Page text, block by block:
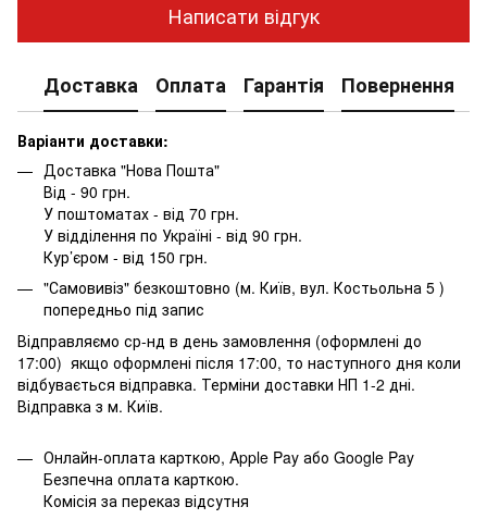
Написати відгук
Доставка Оплата Гарантія Повернення
Варіанти доставки:
Доставка "Нова Пошта"
Від - 90 грн.
У поштоматах - від 70 грн.
У відділення по Україні - від 90 грн.
Кур’єром - від 150 грн.
"Самовивіз" безкоштовно (м. Київ, вул. Костьольна 5 )
попередньо під запис
Відправляємо ср-нд в день замовлення (оформлені до
17:00) якщо оформлені після 17:00, то наступного дня коли
відбувається відправка. Терміни доставки НП 1-2 дні.
Відправка з м. Київ.
Онлайн-оплата карткою, Apple Pay або Google Pay
Безпечна оплата карткою.
Комісія за переказ відсутня